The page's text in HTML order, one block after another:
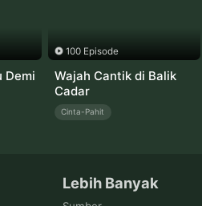
Demi
100 Episode
Wajah Cantik di Balik
Cadar
Cinta-Pahit
Lebih Banyak